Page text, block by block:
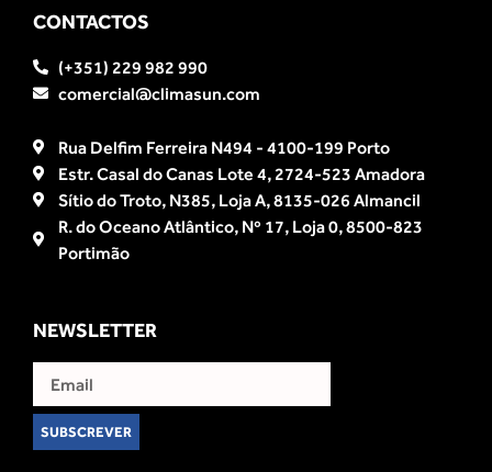
CONTACTOS
(+351) 229 982 990
comercial@climasun.com
Rua Delfim Ferreira N494 - 4100-199 Porto
Estr. Casal do Canas Lote 4, 2724-523 Amadora
Sítio do Troto, N385, Loja A, 8135-026 Almancil
R. do Oceano Atlântico, Nº 17, Loja 0, 8500-823
Portimão
NEWSLETTER
SUBSCREVER